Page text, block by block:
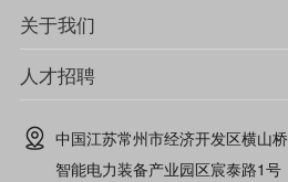
关于我们
人才招聘
中国江苏常州市经济开发区横山桥
智能电力装备产业园区宸泰路1号